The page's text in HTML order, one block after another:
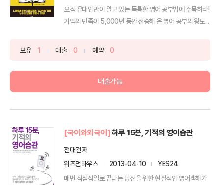
오직 유대인만이 알고 있는 독특한 영어 공부법에 주목하라!
기억의 민족이 5,000년 동안 전승해 온 영어 공부의 왕도...
보유 1 대출 0 예약 0
대출가능
[국어와외국어] 하루 15분, 기적의 영어습관
전대건 저
위즈덤하우스
2013-04-10
YES24
매번 작심삼일로 끝나는 당신을 위한 현실적인 영어책해가